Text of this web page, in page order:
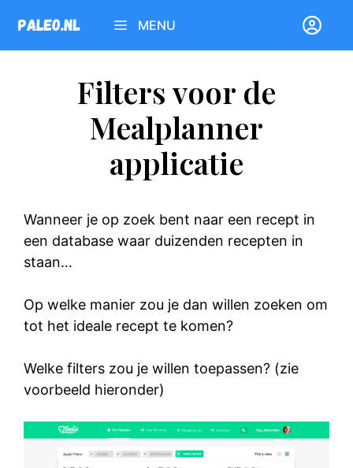
naar
de
MENU
Filters voor de
Mealplanner
applicatie
Wanneer je op zoek bent naar een recept in
een database waar duizenden recepten in
staan…
Op welke manier zou je dan willen zoeken om
tot het ideale recept te komen?
Welke filters zou je willen toepassen? (zie
voorbeeld hieronder)